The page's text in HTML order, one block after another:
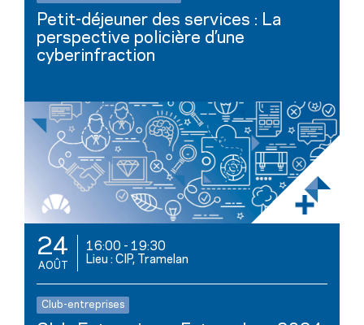
Petit-déjeuner des services : La
perspective policière d’une
cyberinfraction
24
AOÛT
16:00 - 19:30
Lieu : CIP, Tramelan
Club-entreprises